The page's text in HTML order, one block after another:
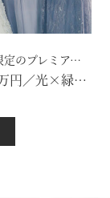
光と緑に満ちた貸切邸宅で叶える、半年以内限定のプレミアムプラン。
[半年以内限定★豪華15大特典] 50名223万円／光×緑×美食が叶うプレミアムプラン